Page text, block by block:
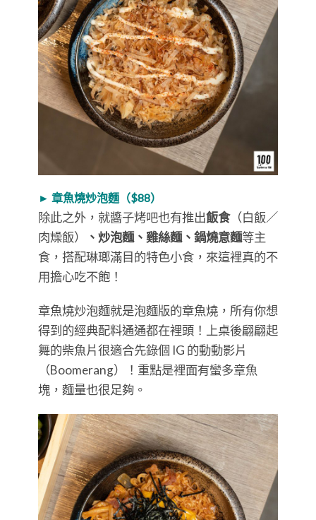
► 章魚燒炒泡麵（$88）
除此之外，就醬子烤吧也有推出飯食（白飯／
肉燥飯）
、炒泡麵、雞絲麵、鍋燒意麵等主
食，搭配琳瑯滿目的特色小食，來這裡真的不
用擔心吃不飽！
章魚燒炒泡麵就是泡麵版的章魚燒，所有你想
得到的經典配料通通都在裡頭！上桌後翩翩起
舞的柴魚片很適合先錄個 IG 的動動影片
（Boomerang）！重點是裡面有蠻多章魚
塊，麵量也很足夠。